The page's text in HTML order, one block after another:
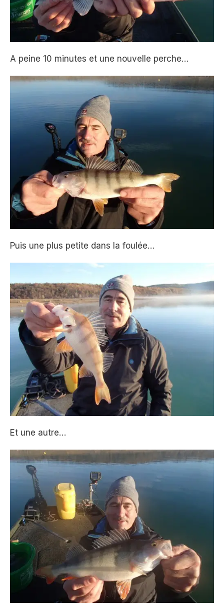
A peine 10 minutes et une nouvelle perche…
Puis une plus petite dans la foulée…
Et une autre…